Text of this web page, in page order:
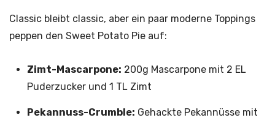
Classic bleibt classic, aber ein paar moderne Toppings
peppen den Sweet Potato Pie auf:
Zimt-Mascarpone: 200g Mascarpone mit 2 EL
Puderzucker und 1 TL Zimt
Pekannuss-Crumble: Gehackte Pekannüsse mit